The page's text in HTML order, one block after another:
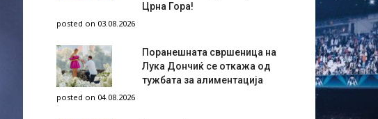
Црна Гора!
posted on 03.08.2026
Поранешната свршеница на
Лука Дончиќ се откажа од
тужбата за алиментација
posted on 04.08.2026